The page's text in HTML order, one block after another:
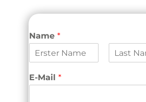
Name *
o
rE-Mail *